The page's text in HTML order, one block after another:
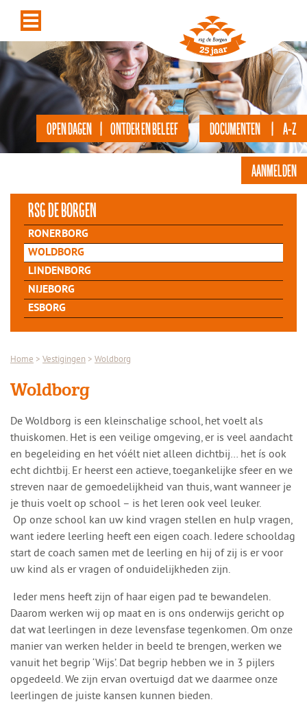
DOCUMENTEN | A-Z
OPEN DAGEN | ONTDEK EN BELEEF
AANMELDEN
rsg de Borgen
RONERBORG
WOLDBORG
LINDENBORG
NIJEBORG
ESBORG
Home > Vestigingen > Woldborg
Woldborg
De Woldborg is een kleinschalige school, het voelt als
thuiskomen. Het is een veilige omgeving, er is veel aandacht
en begeleiding en het vóélt niet alleen dichtbij… het ís ook
echt dichtbij. Er heerst een actieve, toegankelijke sfeer en we
streven naar de gemoedelijkheid van thuis, want wanneer je
je thuis voelt op school – is het leren ook veel leuker.
Op onze school kan uw kind vragen stellen en hulp vragen,
want iedere leerling heeft een eigen coach. Iedere schooldag
start de coach samen met de leerling en hij of zij is er voor
uw kind als er vragen of onduidelijkheden zijn.
Ieder mens heeft zijn of haar eigen pad te bewandelen.
Daarom werken wij op maat en is ons onderwijs gericht op
dat wat leerlingen in deze levensfase tegenkomen. Om onze
manier van werken helder in beeld te brengen, werken we
vanuit het begrip ‘Wijs’. Dat begrip hebben we in 3 pijlers
opgedeeld. We zijn ervan overtuigd dat we daarmee onze
leerlingen de juiste kansen kunnen bieden.